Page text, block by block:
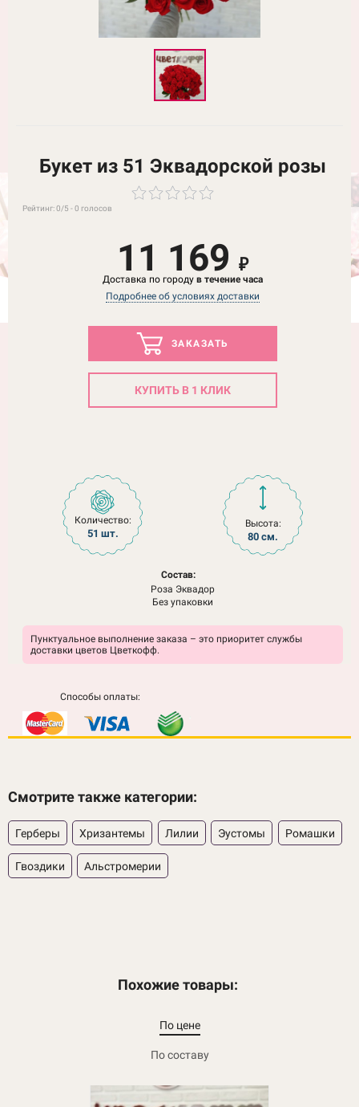
Букет из 51 Эквадорской розы
Рейтинг:0/5 -0 голосов
11 169₽
Доставка по городув течение часа
Подробнее об условиях доставки
ЗАКАЗАТЬ
КУПИТЬ В 1 КЛИК
Количество:
51 шт.
Высота:
80 см.
Состав:
Роза Эквадор
Без упаковки
Пунктуальное выполнение заказа – это приоритет службы
доставки цветов Цветкофф.
Способы оплаты:
Смотрите также категории:
Герберы Хризантемы Лилии Эустомы Ромашки
Гвоздики Альстромерии
Похожие товары:
По цене
По составу